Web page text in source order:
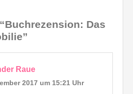
Das
Raue
2017 um 15:21 Uhr